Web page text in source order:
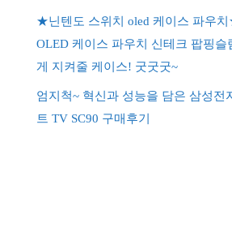
★닌텐도 스위치 oled 케이스 파우
OLED 케이스 파우치 신테크 팝핑슬
게 지켜줄 케이스! 굿굿굿~
엄지척~ 혁신과 성능을 담은 삼성전
트 TV SC90 구매후기